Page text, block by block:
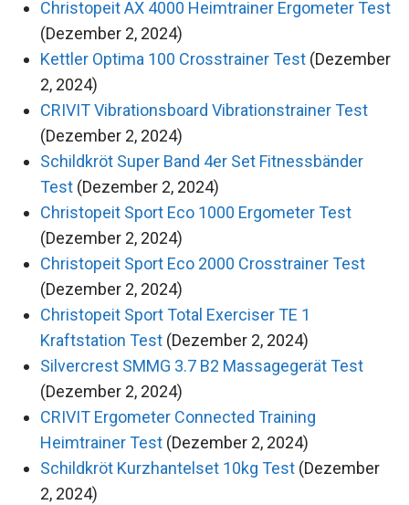
Christopeit AX 4000 Heimtrainer Ergometer Test
(Dezember 2, 2024)
Kettler Optima 100 Crosstrainer Test (Dezember
2, 2024)
CRIVIT Vibrationsboard Vibrationstrainer Test
(Dezember 2, 2024)
Schildkröt Super Band 4er Set Fitnessbänder
Test (Dezember 2, 2024)
Christopeit Sport Eco 1000 Ergometer Test
(Dezember 2, 2024)
Christopeit Sport Eco 2000 Crosstrainer Test
(Dezember 2, 2024)
Christopeit Sport Total Exerciser TE 1
Kraftstation Test (Dezember 2, 2024)
Silvercrest SMMG 3.7 B2 Massagegerät Test
(Dezember 2, 2024)
CRIVIT Ergometer Connected Training
Heimtrainer Test (Dezember 2, 2024)
Schildkröt Kurzhantelset 10kg Test (Dezember
2, 2024)